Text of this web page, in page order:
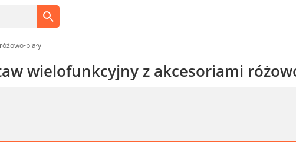
biały
wielofunkcyjny z akcesoriami